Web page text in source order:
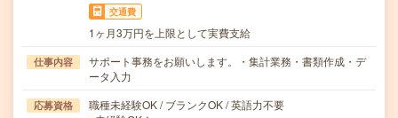
交通費
1ヶ月3万円を上限として実費支給
仕事内容
サポート事務をお願いします。・集計業務・書類作成・デ
ータ入力
応募資格
職種未経験OK / ブランクOK / 英語力不要